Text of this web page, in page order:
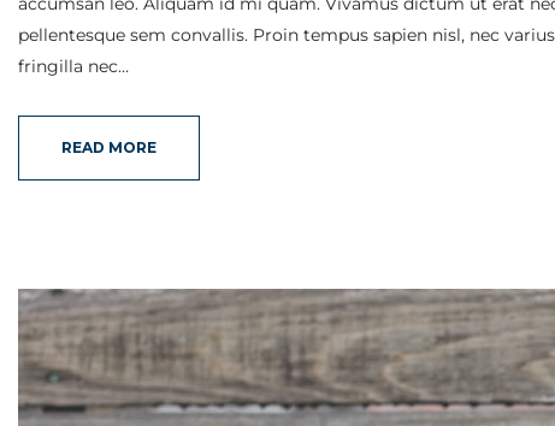
pellentesque sem convallis. Proin tempus sapien nisl, nec
fringilla nec…
READ MORE